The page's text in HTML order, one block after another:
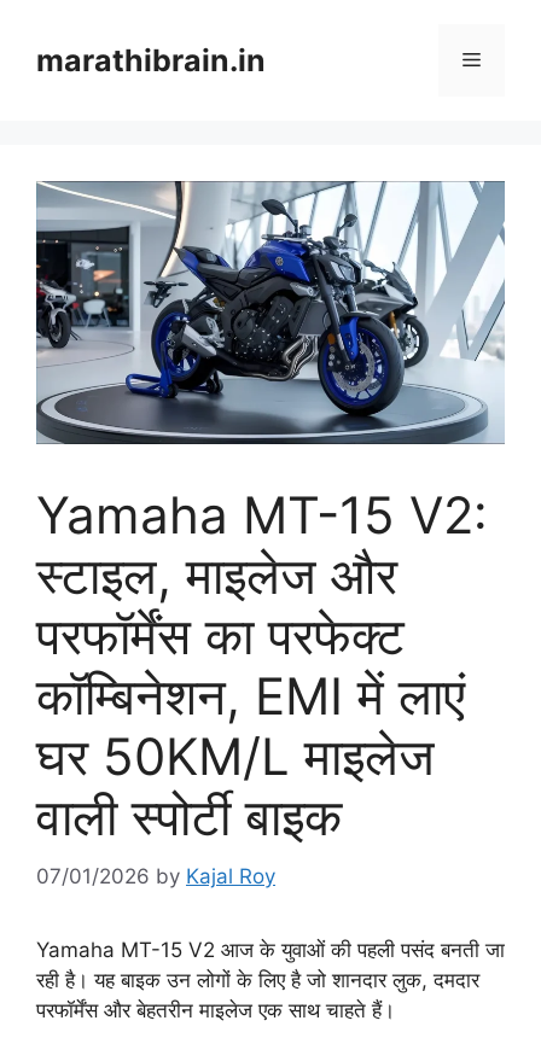
contentmarathibrain.in Menu
Yamaha MT-15 V2:
स्टाइल, माइलेज और
परफॉर्मेंस का परफेक्ट
कॉम्बिनेशन, EMI में लाएं
घर 50KM/L माइलेज
वाली स्पोर्टी बाइक
07/01/2026 by Kajal Roy
Yamaha MT-15 V2 आज के युवाओं की पहली पसंद बनती जा
रही है। यह बाइक उन लोगों के लिए है जो शानदार लुक, दमदार
परफॉर्मेंस और बेहतरीन माइलेज एक साथ चाहते हैं।